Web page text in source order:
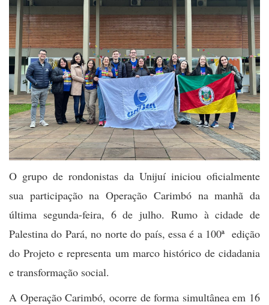
O grupo de rondonistas da Unijuí iniciou oficialmente
sua participação na Operação Carimbó na manhã da
última segunda-feira, 6 de julho. Rumo à cidade de
Palestina do Pará, no norte do país, essa é a 100ª edição
do Projeto e representa um marco histórico de cidadania
e transformação social.
A Operação Carimbó, ocorre de forma simultânea em 16